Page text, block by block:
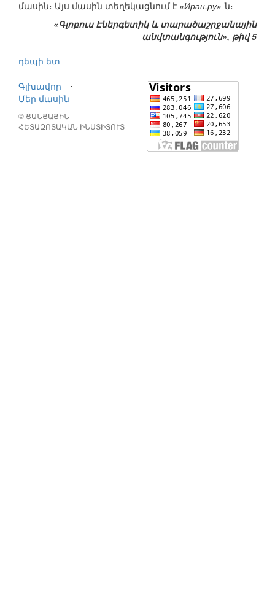
մասին։ Այս մասին տեղեկացնում է «Иран.ру»-ն։
«Գլոբուս Էներգետիկ և տարածաշրջանային
անվտանգություն», թիվ 5
դեպի ետ
Գլխավոր
⋅
Մեր մասին
© ՑԱՆՑԱՅԻՆ
ՀԵՏԱԶՈՏԱԿԱՆ ԻՆՍՏԻՏՈՒՏ